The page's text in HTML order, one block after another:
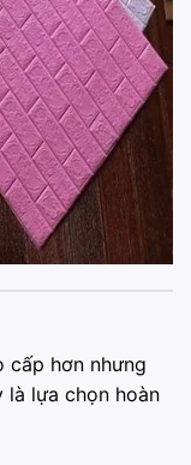
cấp hơn nhưng
lựa chọn hoàn